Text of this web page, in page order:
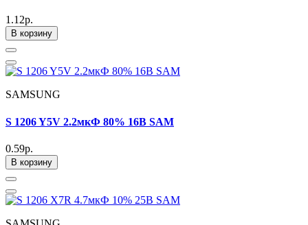
1.12р.
В корзину
SAMSUNG
S 1206 Y5V 2.2мкФ 80% 16В SAM
0.59р.
В корзину